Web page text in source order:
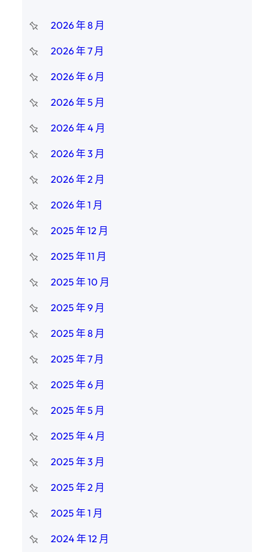
2026 年 8 月
2026 年 7 月
2026 年 6 月
2026 年 5 月
2026 年 4 月
2026 年 3 月
2026 年 2 月
2026 年 1 月
2025 年 12 月
2025 年 11 月
2025 年 10 月
2025 年 9 月
2025 年 8 月
2025 年 7 月
2025 年 6 月
2025 年 5 月
2025 年 4 月
2025 年 3 月
2025 年 2 月
2025 年 1 月
2024 年 12 月